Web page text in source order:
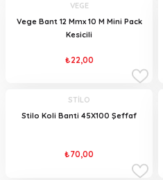
VEGE
Vege Bant 12 Mmx 10 M Mini Pack
Kesicili
₺22,00
STİLO
Stilo Koli Banti 45X100 Şeffaf
₺70,00